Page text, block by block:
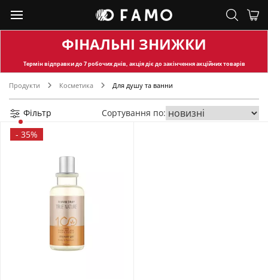
ФІНАЛЬНІ ЗНИЖКИ
Термін відправкидо 7 робочих днів, акція діє до закінчення акційних товарів
Продукти Косметика Для душу та ванни
Фільтр
Сортування по:
- 35%